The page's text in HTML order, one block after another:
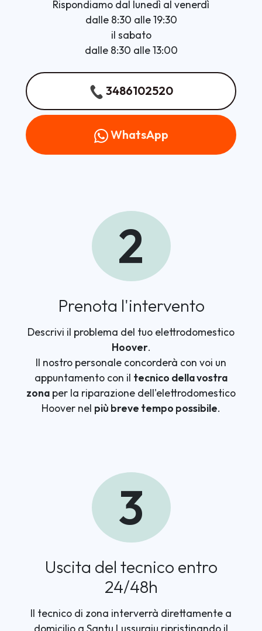
Rispondiamo dal lunedì al venerdì
dalle 8:30 alle 19:30
il sabato
dalle 8:30 alle 13:00
3486102520
WhatsApp
2
Prenota l'intervento
Descrivi il problema del tuo elettrodomestico
Hoover.
Il nostro personale concorderà con voi un
appuntamento con il tecnico della vostra
zona per la riparazione dell'elettrodomestico
Hoover nel più breve tempo possibile.
3
Uscita del tecnico entro
24/48h
Il tecnico di zona interverrà direttamente a